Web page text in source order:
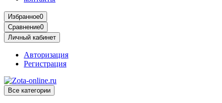
Избранное0
Сравнение0
Личный кабинет
Авторизация
Регистрация
Все категории